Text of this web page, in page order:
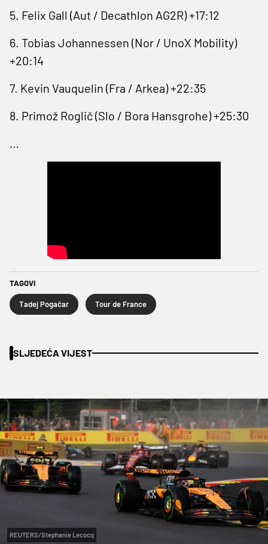
5. Felix Gall (Aut / Decathlon AG2R) +17:12
6. Tobias Johannessen (Nor / UnoX Mobility)
+20:14
7. Kevin Vauquelin (Fra / Arkea) +22:35
8. Primož Roglič (Slo / Bora Hansgrohe) +25:30
…
TAGOVI
Tadej Pogačar Tour de France
SLJEDEĆA VIJEST
REUTERS/Stephanie Lecocq